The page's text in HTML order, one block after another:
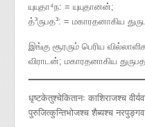
யுயுதா⁴ந: = யுயுதானன்;
த்³ருபத³: = மகாரதனாகிய
இங்கு சூரரும் பெரிய
விராடன்; மகாரதனாகிய
धृष्टकेतुश्चेकितानः काशिराजश्च
पुरुजित्कुन्तिभोजश्च शैब्यश्च